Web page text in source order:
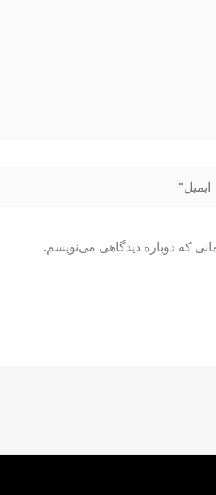
که دوباره دیدگاهی می‌نویسم.